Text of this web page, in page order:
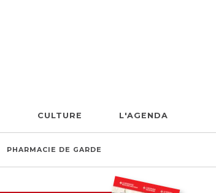
CULTURE L'AGENDA
PHARMACIE DE GARDE